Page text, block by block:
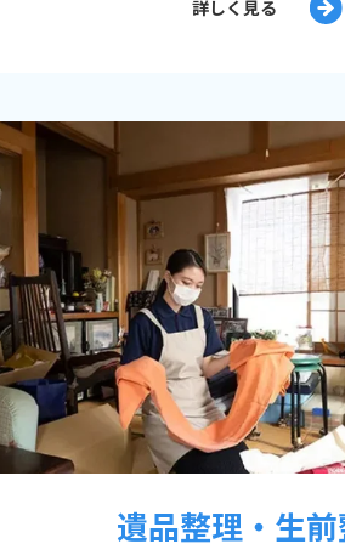
詳しく見る
遺品整理・生